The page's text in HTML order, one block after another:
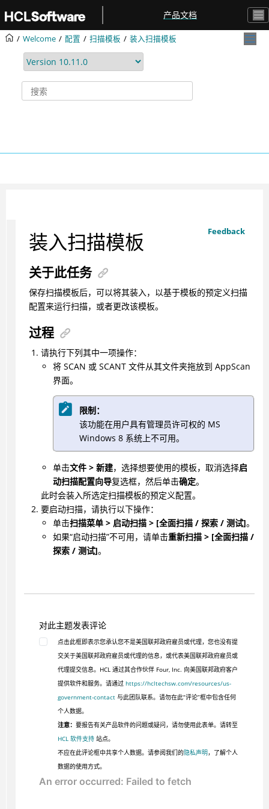
产品文档
Welcome 配置 扫描模板 装入扫描模板
Feedback
装入扫描模板
关于此任务
保存扫描模板后，可以将其装入，以基于模板的预定义扫描
配置来运行扫描，或者更改该模板。
过程
请执行下列其中一项操作：
将 SCAN 或 SCANT 文件从其文件夹拖放到 AppScan
界面。
限制：
该功能在用户具有管理员许可权的 MS
Windows 8 系统上不可用。
单击文件 > 新建，选择想要使用的模板，取消选择启
动扫描配置向导复选框，然后单击确定。
此时会装入所选定扫描模板的预定义配置。
要启动扫描，请执行以下操作：
单击扫描菜单 > 启动扫描 > [全面扫描 / 探索 / 测试]。
如果“启动扫描”不可用，请单击重新扫描 > [全面扫描 /
探索 / 测试]。
对此主题发表评论
点击此框即表示您承认您不是美国联邦政府雇员或代理，您也没有提
交关于美国联邦政府雇员或代理的信息，或代表美国联邦政府雇员或
代理提交信息。HCL 通过其合作伙伴 Four, Inc. 向美国联邦政府客户
提供软件和服务。请通过 https://hcltechsw.com/resources/us-
government-contact与此团队联系。请勿在此“评论”框中包含任何
个人数据。
注意： 要报告有关产品软件的问题或疑问，请勿使用此表单。请转至
HCL 软件支持站点。
不应在此评论框中共享个人数据。请参阅我们的隐私声明，了解个人
数据的使用方式。